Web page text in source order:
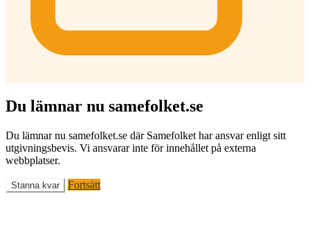
Du lämnar nu samefolket.se
Du lämnar nu samefolket.se där Samefolket har ansvar enligt sitt
utgivningsbevis. Vi ansvarar inte för innehållet på externa
webbplatser.
Stanna kvar Fortsätt